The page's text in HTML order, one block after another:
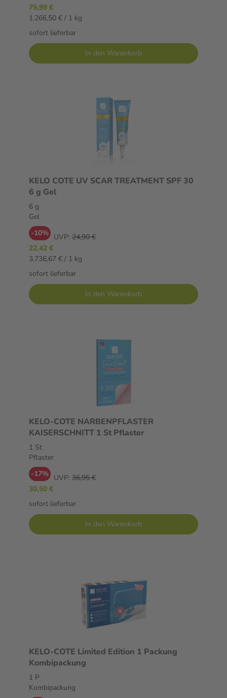
75,99 €
1.266,50 € / 1 kg
sofort lieferbar
In den Warenkorb
KELO COTE UV SCAR TREATMENT SPF 30
6 g Gel
6 g
Gel
-10% UVP: 24,90 €
22,42 €
3.736,67 € / 1 kg
sofort lieferbar
In den Warenkorb
KELO-COTE NARBENPFLASTER
KAISERSCHNITT 1 St Pflaster
1 St
Pflaster
-17% UVP: 36,95 €
30,50 €
sofort lieferbar
In den Warenkorb
KELO-COTE Limited Edition 1 Packung
Kombipackung
1 P
Kombipackung